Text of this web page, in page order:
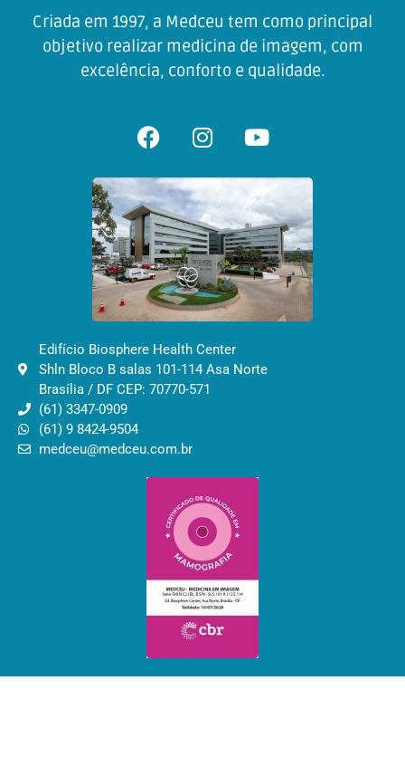
Criada em 1997, a Medceu tem como principal
objetivo realizar medicina de imagem, com
excelência, conforto e qualidade.
Edifício Biosphere Health Center
Shln Bloco B salas 101-114 Asa Norte
Brasília / DF CEP: 70770-571
(61) 3347-0909
(61) 9 8424-9504
medceu@medceu.com.br